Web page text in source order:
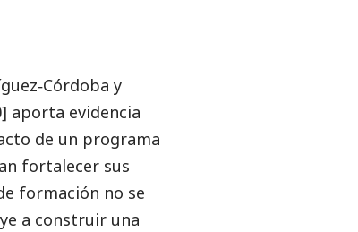
y
aporta evidencia
de un programa
fortalecer sus
formación no se
a construir una